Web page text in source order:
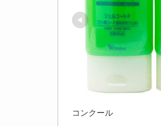
コンクール